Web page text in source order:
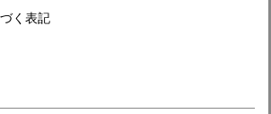
く表記